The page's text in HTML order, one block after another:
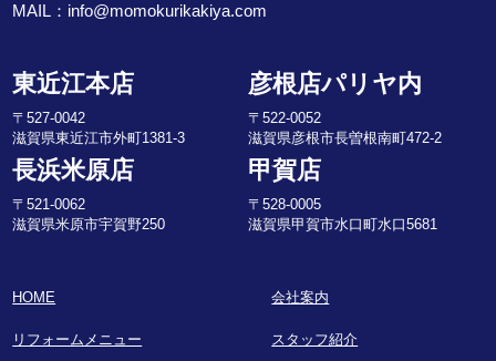
MAIL： info@momokurikakiya.com
東近江本店
〒527-0042
滋賀県東近江市外町1381-3
彦根店パリヤ内
〒522-0052
滋賀県彦根市長曽根南町472-2
長浜米原店
〒521-0062
滋賀県米原市宇賀野250
甲賀店
〒528-0005
滋賀県甲賀市水口町水口5681
HOME
リフォームメニュー
会社案内
スタッフ紹介